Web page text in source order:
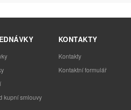
kupní smlouvy
KONTAKTY
Kontakty
Kontaktní formulář